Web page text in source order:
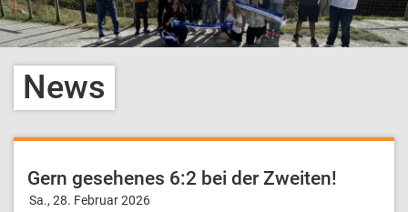
News
Gern gesehenes 6:2 bei der Zweiten!
Sa., 28. Februar 2026